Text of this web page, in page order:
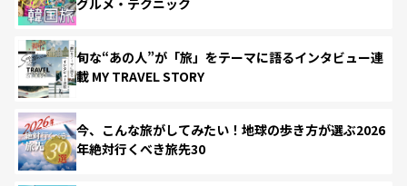
旬な“あの人”が「旅」をテーマに語るインタビュー連
載 MY TRAVEL STORY
今、こんな旅がしてみたい！地球の歩き方が選ぶ2026
年絶対行くべき旅先30